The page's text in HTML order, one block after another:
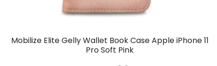
Mobilize Elite Gelly Wallet Book Case Apple iPhone 11
Pro Soft Pink